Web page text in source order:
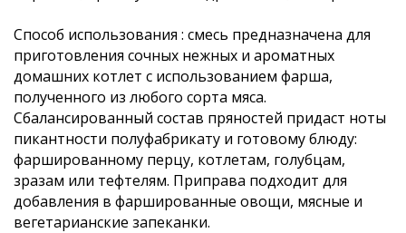
Способ использования : смесь предназначена для
приготовления сочных нежных и ароматных
домашних котлет с использованием фарша,
полученного из любого сорта мяса.
Сбалансированный состав пряностей придаст ноты
пикантности полуфабрикату и готовому блюду:
фаршированному перцу, котлетам, голубцам,
зразам или тефтелям. Приправа подходит для
добавления в фаршированные овощи, мясные и
вегетарианские запеканки.